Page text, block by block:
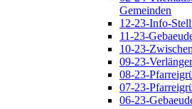
Gemeinden
12-23-Info-
11-23-
10-23-
09-23-
08-23-
07-23-
06-23-